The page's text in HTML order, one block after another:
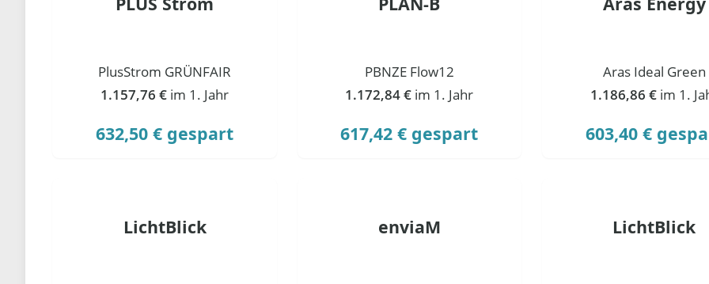
PlusStrom GRÜNFAIR
1.157,76 € im 1. Jahr
632,50 € gespart
PBNZE Flow12
1.172,84 € im 1. Jahr
617,42 € gespart
Aras Ideal Green
1.186,86 € im 1.
603,40 €
LichtBlick enviaM LichtBlick